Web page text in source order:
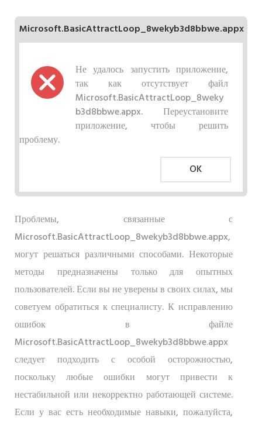
Microsoft.BasicAttractLoop_8wekyb3d8bbwe.appx
Не удалось запустить приложение,
так как отсутствует файл
Microsoft.BasicAttractLoop_8weky
b3d8bbwe.appx. Переустановите
приложение, чтобы решить
проблему.
OK
Проблемы, связанные с
Microsoft.BasicAttractLoop_8wekyb3d8bbwe.appx,
могут решаться различными способами. Некоторые
методы предназначены только для опытных
пользователей. Если вы не уверены в своих силах, мы
советуем обратиться к специалисту. К исправлению
ошибок в файле
Microsoft.BasicAttractLoop_8wekyb3d8bbwe.appx
следует подходить с особой осторожностью,
поскольку любые ошибки могут привести к
нестабильной или некорректно работающей системе.
Если у вас есть необходимые навыки, пожалуйста,